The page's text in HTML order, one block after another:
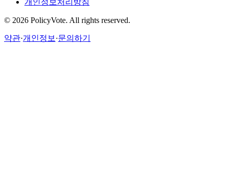
© 2026 PolicyVote. All rights reserved.
약관·개인정보 ·문의하기